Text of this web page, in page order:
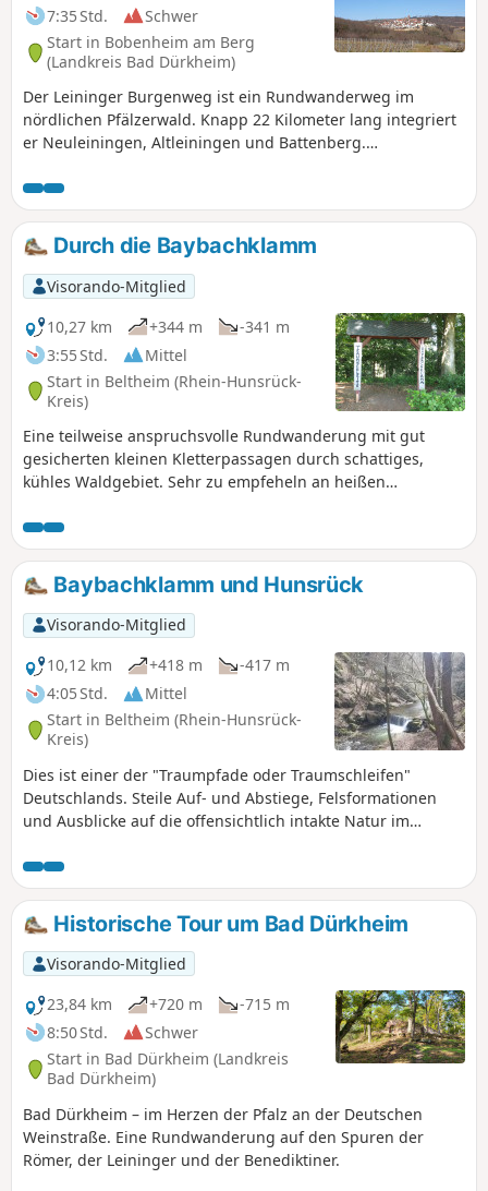
7:35 Std.
Schwer
Start in Bobenheim am Berg
(Landkreis Bad Dürkheim)
Der Leininger Burgenweg ist ein Rundwanderweg im
nördlichen Pfälzerwald. Knapp 22 Kilometer lang integriert
er Neuleiningen, Altleiningen und Battenberg.
Altleiningen und Battenberg. Mehrere Rastplätze entlang
der Strecke laden zum indiviuellen Verweilen ein.
Durch die Baybachklamm
Visorando-Mitglied
10,27 km
+344 m
-341 m
3:55 Std.
Mittel
Start in Beltheim (Rhein-Hunsrück-
Kreis)
Eine teilweise anspruchsvolle Rundwanderung mit gut
gesicherten kleinen Kletterpassagen durch schattiges,
kühles Waldgebiet. Sehr zu empfeheln an heißen
Baybachklamm und Hunsrück
Visorando-Mitglied
10,12 km
+418 m
-417 m
4:05 Std.
Mittel
Start in Beltheim (Rhein-Hunsrück-
Kreis)
Dies ist einer der "Traumpfade oder Traumschleifen"
Deutschlands. Steile Auf- und Abstiege, Felsformationen
und Ausblicke auf die offensichtlich intakte Natur im
Historische Tour um Bad Dürkheim
Visorando-Mitglied
23,84 km
+720 m
-715 m
8:50 Std.
Schwer
Start in Bad Dürkheim (Landkreis
Bad Dürkheim)
Bad Dürkheim – im Herzen der Pfalz an der Deutschen
Weinstraße. Eine Rundwanderung auf den Spuren der
Römer, der Leininger und der Benediktiner.